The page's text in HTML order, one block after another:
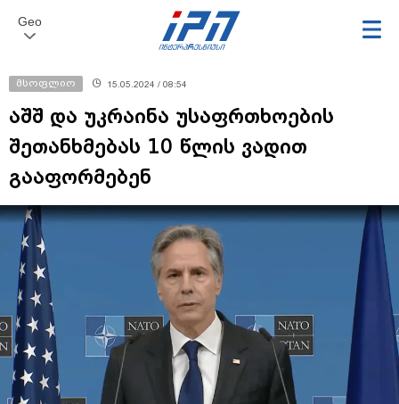
Geo
მსოფლიო 15.05.2024 / 08:54
აშშ და უკრაინა უსაფრთხოების
შეთანხმებას 10 წლის ვადით
გააფორმებენ